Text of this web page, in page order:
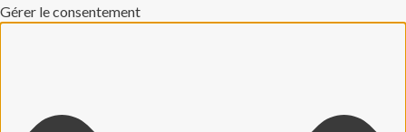
Gérer le consentement